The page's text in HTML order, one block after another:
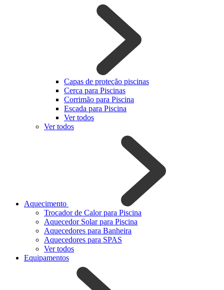
Capas de proteção piscinas
Cerca para Piscinas
Corrimão para Piscina
Escada para Piscina
Ver todos
Ver todos
Aquecimento
Trocador de Calor para Piscina
Aquecedor Solar para Piscina
Aquecedores para Banheira
Aquecedores para SPAS
Ver todos
Equipamentos